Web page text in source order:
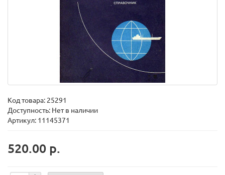
Код товара: 25291
Доступность: Нет в наличии
Артикул: 11145371
520.00 р.